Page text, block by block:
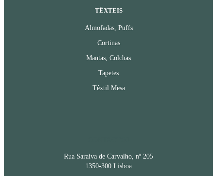
TÊXTEIS
Almofadas, Puffs
Cortinas
Mantas, Colchas
Tapetes
Têxtil Mesa
Rua Saraiva de Carvalho, nº 205
1350-300 Lisboa